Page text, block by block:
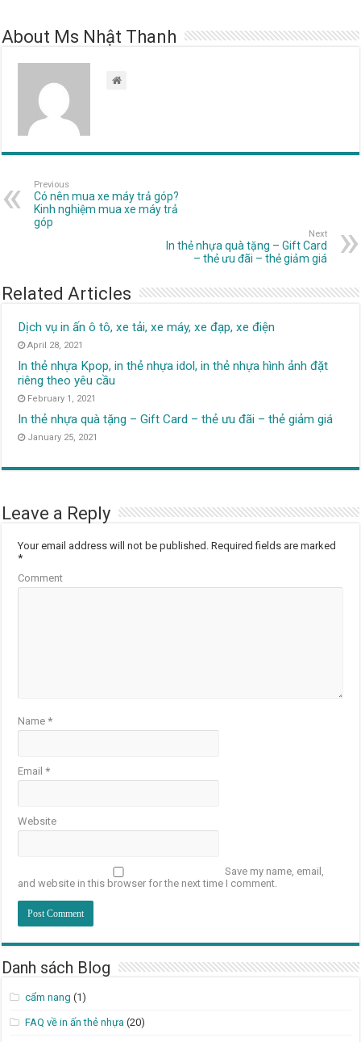
About Ms Nhật Thanh
Previous
Có nên mua xe máy trả góp?
Kinh nghiệm mua xe máy trả
góp
Next
In thẻ nhựa quà tặng – Gift Card
– thẻ ưu đãi – thẻ giảm giá
Related Articles
Dịch vụ in ấn ô tô, xe tải, xe máy, xe đạp, xe điện
April 28, 2021
In thẻ nhựa Kpop, in thẻ nhựa idol, in thẻ nhựa hình ảnh đặt
riêng theo yêu cầu
February 1, 2021
In thẻ nhựa quà tặng – Gift Card – thẻ ưu đãi – thẻ giảm giá
January 25, 2021
Leave a Reply
Your email address will not be published. Required fields are marked
*
Comment
Name*
Email*
Website
Save my name, email,
and website in this browser for the next time I comment.
Danh sách Blog
cẩm nang (1)
FAQ về in ấn thẻ nhựa (20)